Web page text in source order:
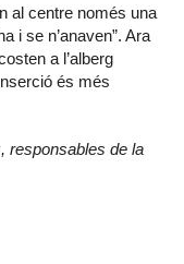
al centre només una
i se n’anaven”. Ara
a l’alberg
és més
responsables de la